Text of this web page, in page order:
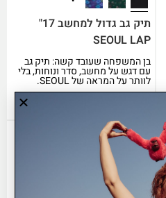
תיק גב גדול למחשב 17"
SEOUL LAP
בן המשפחה שעובד קשה: תיק גב
עם דגש על מחשב, סדר ונוחות, בלי
לוותר על המראה של SEOUL.